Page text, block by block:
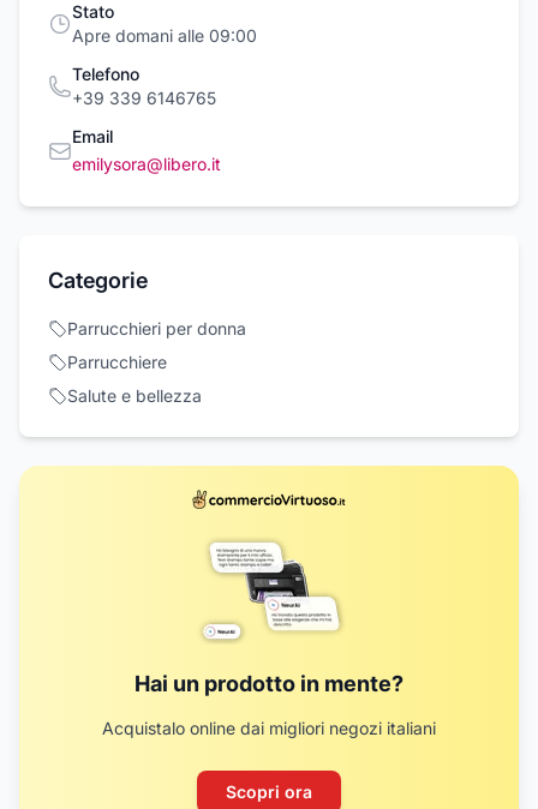
Stato
Apre domani alle 09:00
Telefono
+39 339 6146765
Email
emilysora@libero.it
Categorie
Parrucchieri per donna
Parrucchiere
Salute e bellezza
Hai un prodotto in mente?
Acquistalo online dai migliori negozi italiani
Scopri ora